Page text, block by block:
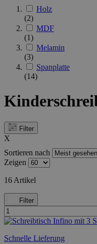
Holz
(2)
MDF
(1)
Melamin
(3)
Spanplatte
(14)
Filter
X
Sortieren nach
Zeigen
16 Artikel
Filter
Schnelle Lieferung